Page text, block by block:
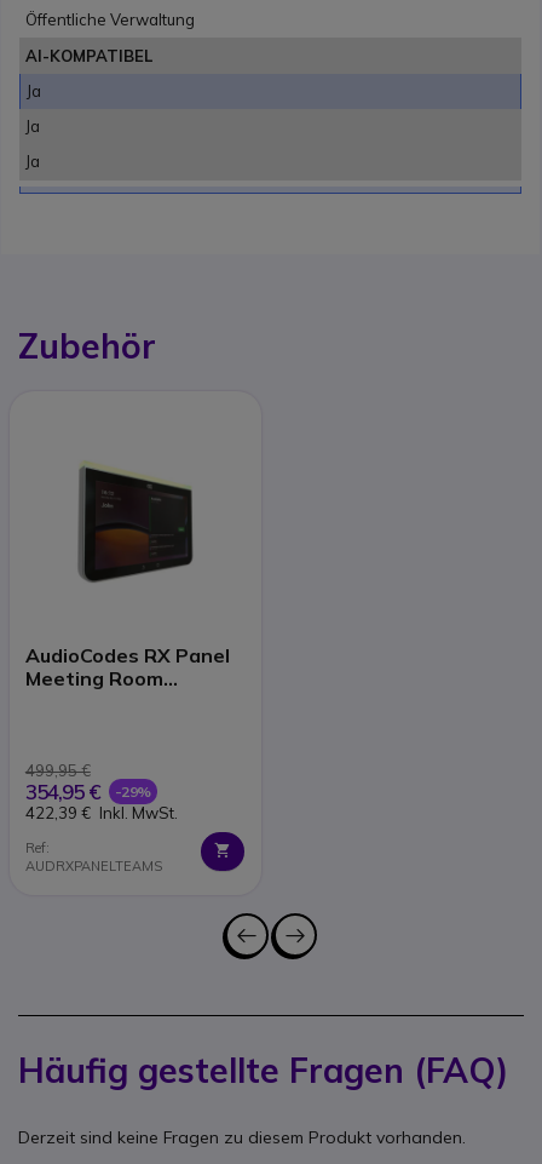
Öffentliche Verwaltung
AI-KOMPATIBEL
Ja
Ja
Ja
Zubehör
AudioCodes RX Panel
Meeting Room
499,95 €
354,95 € -29%
422,39 € Inkl. MwSt.
Ref:
AUDRXPANELTEAMS
Häufig gestellte Fragen (FAQ)
Derzeit sind keine Fragen zu diesem Produkt vorhanden.